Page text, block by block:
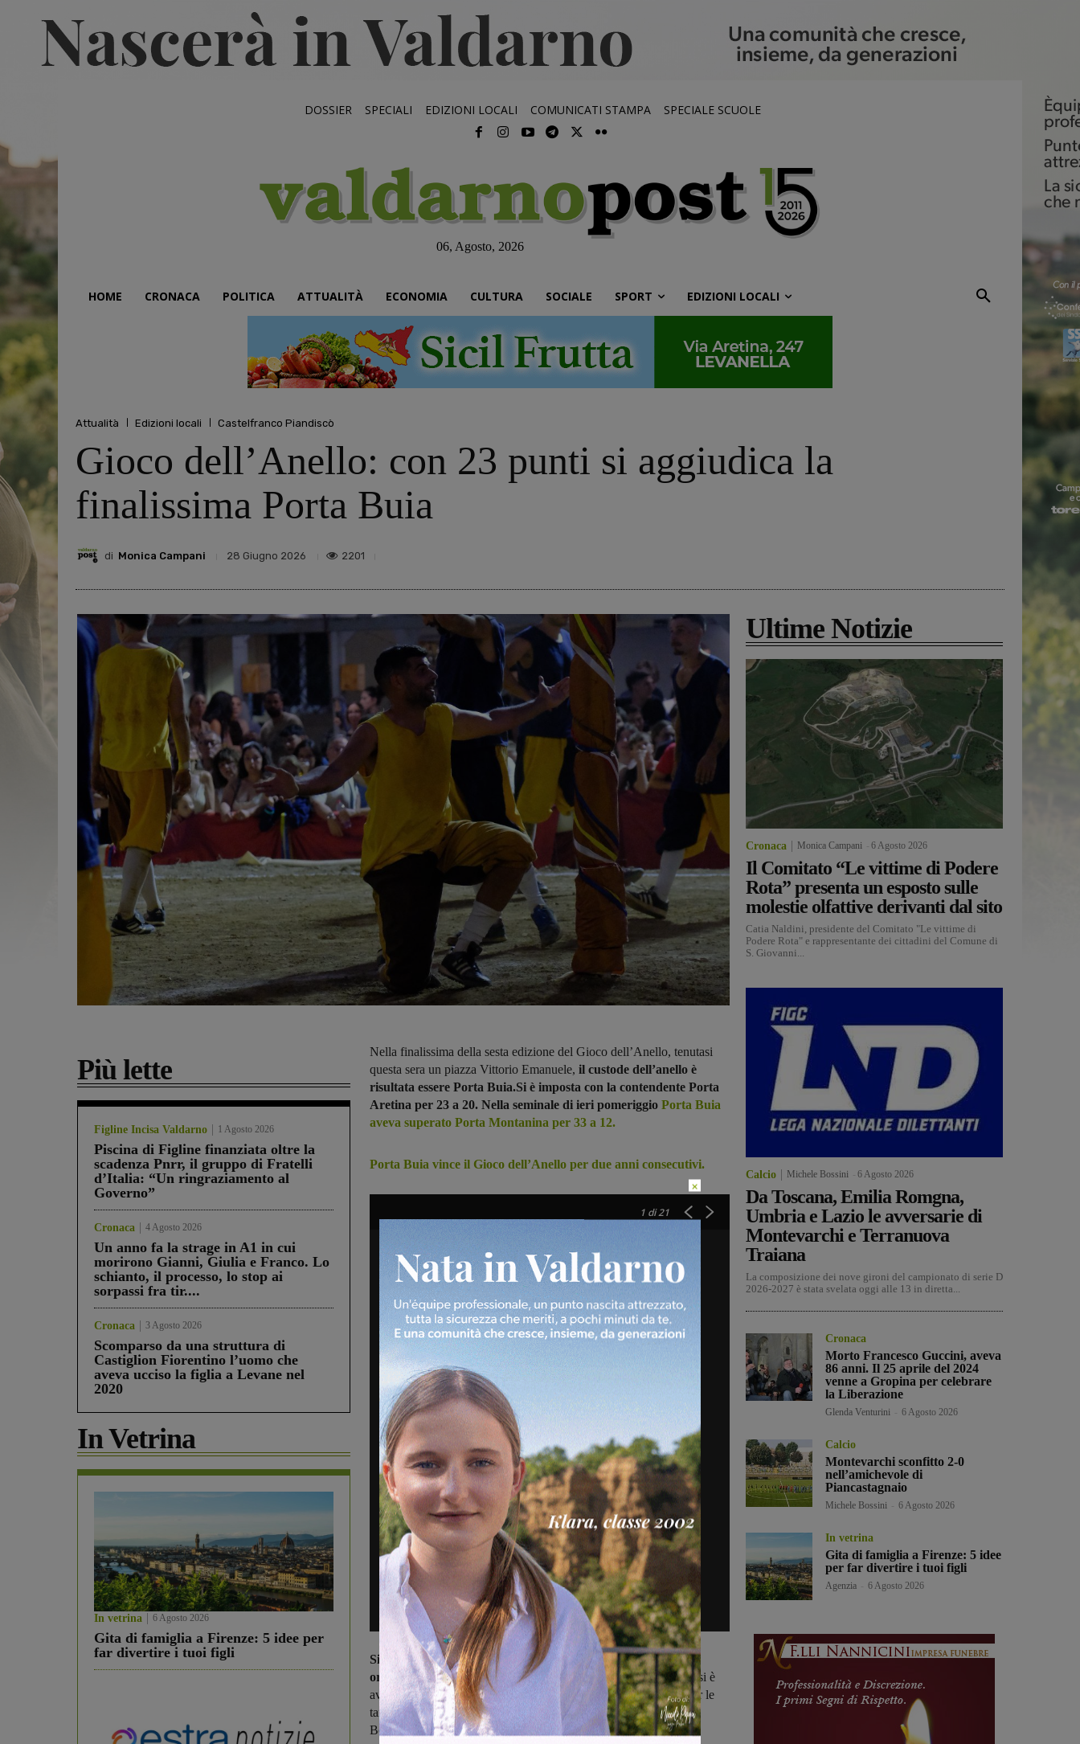
DOSSIER SPECIALI EDIZIONI LOCALI COMUNICATI STAMPA SPECIALE SCUOLE
06, Agosto, 2026
HOME CRONACA POLITICA ATTUALITÀ ECONOMIA CULTURA SOCIALE SPORT EDIZIONI LOCALI
Attualità Edizioni locali Castelfranco Piandiscò
Gioco dell’Anello: con 23 punti si aggiudica la
finalissima Porta Buia
di Monica Campani 28 Giugno 2026 2201
Più lette
Figline Incisa Valdarno 1 Agosto 2026
Piscina di Figline finanziata oltre la
scadenza Pnrr, il gruppo di Fratelli
d’Italia: “Un ringraziamento al
Governo”
Cronaca 4 Agosto 2026
Un anno fa la strage in A1 in cui
morirono Gianni, Giulia e Franco. Lo
schianto, il processo, lo stop ai
sorpassi fra tir....
Cronaca 3 Agosto 2026
Scomparso da una struttura di
Castiglion Fiorentino l’uomo che
aveva ucciso la figlia a Levane nel
2020
In Vetrina
In vetrina 6 Agosto 2026
Gita di famiglia a Firenze: 5 idee per
far divertire i tuoi figli
Nella finalissima della sesta edizione del Gioco dell’Anello, tenutasi
questa sera un piazza Vittorio Emanuele, il custode dell’anello è
risultata essere Porta Buia.Si è imposta con la contendente Porta
Aretina per 23 a 20. Nella seminale di ieri pomeriggio Porta Buia
aveva superato Porta Montanina per 33 a 12.
Porta Buia vince il Gioco dell’Anello per due anni consecutivi.
1 di 21
Si è conclusa dunque questa edizione del Gioco dell’Anello,
organizzata magistralmente, come sempre, dal Comitato
che si è
avvalso anche di 130 figuranti. Nella serata grande spettacolo, per le
tantissime persone in piazza, anche per la sfilata e l’esibizione dei
Borghi ne Sestieri fiorentini.
Ultime Notizie
Cronaca Monica Campani 6 Agosto 2026
Il Comitato “Le vittime di Podere
Rota” presenta un esposto sulle
molestie olfattive derivanti dal sito
Catia Naldini, presidente del Comitato "Le vittime di
Podere Rota" e rappresentante dei cittadini del Comune di
S. Giovanni...
Calcio Michele Bossini 6 Agosto 2026
Da Toscana, Emilia Romgna,
Umbria e Lazio le avversarie di
Montevarchi e Terranuova
Traiana
La composizione dei nove gironi del campionato di serie D
2026-2027 è stata svelata oggi alle 13 in diretta...
Cronaca
Morto Francesco Guccini, aveva
86 anni. Il 25 aprile del 2024
venne a Gropina per celebrare
la Liberazione
Glenda Venturini 6 Agosto 2026
Calcio
Montevarchi sconfitto 2-0
nell’amichevole di
Piancastagnaio
Michele Bossini 6 Agosto 2026
In vetrina
Gita di famiglia a Firenze: 5 idee
per far divertire i tuoi figli
Agenzia 6 Agosto 2026
×